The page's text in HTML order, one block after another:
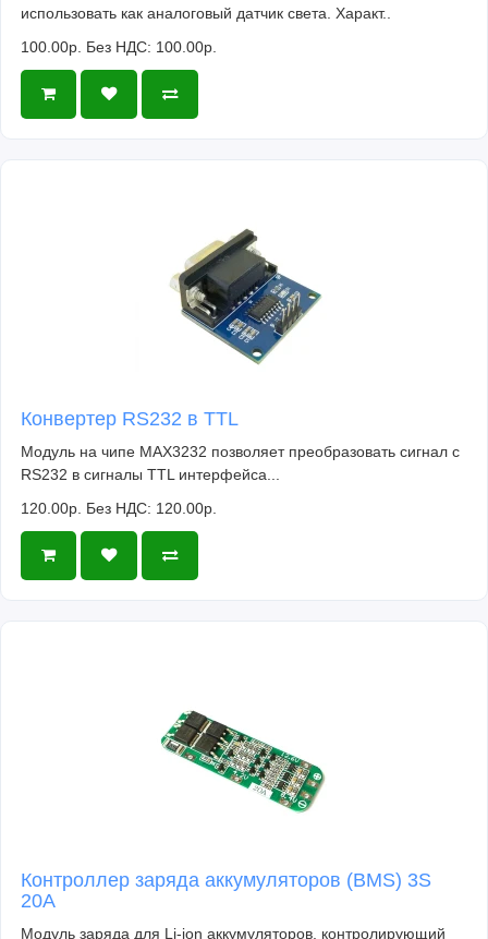
использовать как аналоговый датчик света. Характ..
100.00р. Без НДС: 100.00р.
Конвертер RS232 в TTL
Модуль на чипе MAX3232 позволяет преобразовать сигнал с
RS232 в сигналы TTL интерфейса...
120.00р. Без НДС: 120.00р.
Контроллер заряда аккумуляторов (BMS) 3S
20A
Модуль заряда для Li-ion аккумуляторов, контролирующий